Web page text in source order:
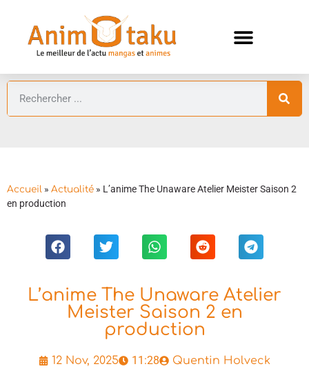
Accueil » Actualité » L’anime The Unaware Atelier Meister Saison 2
en production
L’anime The Unaware Atelier
Meister Saison 2 en
production
12 Nov, 2025 11:28 Quentin Holveck